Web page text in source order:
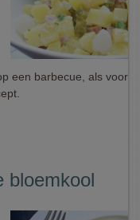
een barbecue, als
bloemkool